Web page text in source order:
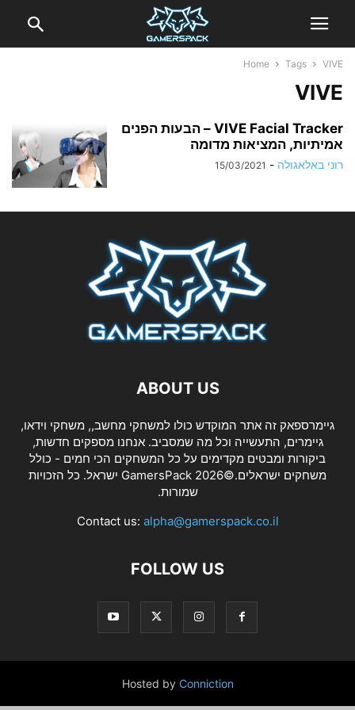
Home Tags VIVE
VIVE
VIVE Facial Tracker – הבעות הפנים
אמיתיות, המציאות מדומה
רוני באלאגולה -
15/03/2021
ABOUT US
גיימרספאק זה אתר המוקדש כולו למשחקי מחשב,, משחקי וידאו,
גיימרים, התעשייה וכל מה שמסביב. אנחנו מספקים חדשות,
ביקורות ומבטים מקדימים על כל המשחקים הכי חמים - כולל
משחקים ישראלים.©2026 GamersPack ישראל. כל הזכויות
שמורות.
Contact us: alpha@gamerspack.co.il
FOLLOW US
Hosted by Conniction